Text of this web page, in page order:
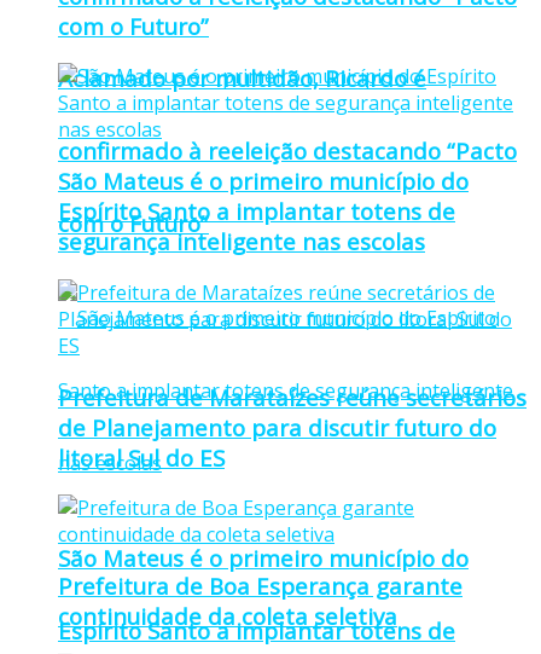
Aclamado por multidão, Ricardo é
confirmado à reeleição destacando “Pacto
com o Futuro”
São Mateus é o primeiro município do
Espírito Santo a implantar totens de
com o Futuro”
São Mateus é o primeiro município do
Espírito Santo a implantar totens de
segurança inteligente nas escolas
Prefeitura de Marataízes reúne secretários
de Planejamento para discutir futuro do
litoral Sul do ES
Prefeitura de Boa Esperança garante
continuidade da coleta seletiva